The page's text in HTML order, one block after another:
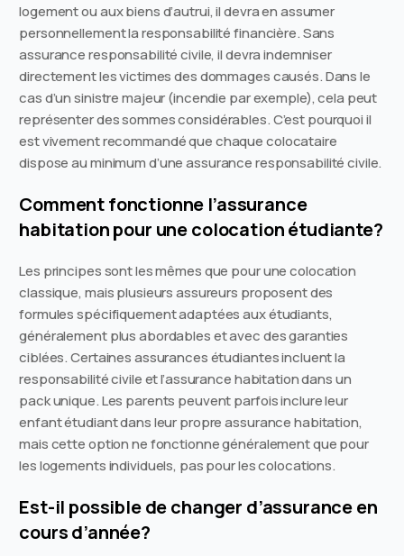
logement ou aux biens d’autrui, il devra en assumer
personnellement la responsabilité financière. Sans
assurance responsabilité civile, il devra indemniser
directement les victimes des dommages causés. Dans le
cas d’un sinistre majeur (incendie par exemple), cela peut
représenter des sommes considérables. C’est pourquoi il
est vivement recommandé que chaque colocataire
dispose au minimum d’une assurance responsabilité civile.
Comment fonctionne l’assurance
habitation pour une colocation étudiante?
Les principes sont les mêmes que pour une colocation
classique, mais plusieurs assureurs proposent des
formules spécifiquement adaptées aux étudiants,
généralement plus abordables et avec des garanties
ciblées. Certaines assurances étudiantes incluent la
responsabilité civile et l’assurance habitation dans un
pack unique. Les parents peuvent parfois inclure leur
enfant étudiant dans leur propre assurance habitation,
mais cette option ne fonctionne généralement que pour
les logements individuels, pas pour les colocations.
Est-il possible de changer d’assurance en
cours d’année?